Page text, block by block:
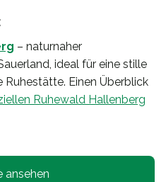
– naturnaher
ideal für eine stille
Einen Überblick
Ruhewald Hallenberg
ansehen